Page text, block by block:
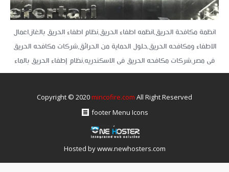
انظمة مكافحة الحريق,انظمه اطفاء الحريق,نظام اطفاء الحريق بالغاز,اعمال
الاطفاء ومكافحه الحريق,حلول الحماية من الحرائق,شركات مكافحه الحريق
فى مصر,شركات مكافحه الحريق فى الاسكندريه,نظام إطفاء الحريق بالماء
Copyright © 2020mincofire.com All Right Reserved
footer Menu Icons
Hosted bywww.newhosters.com